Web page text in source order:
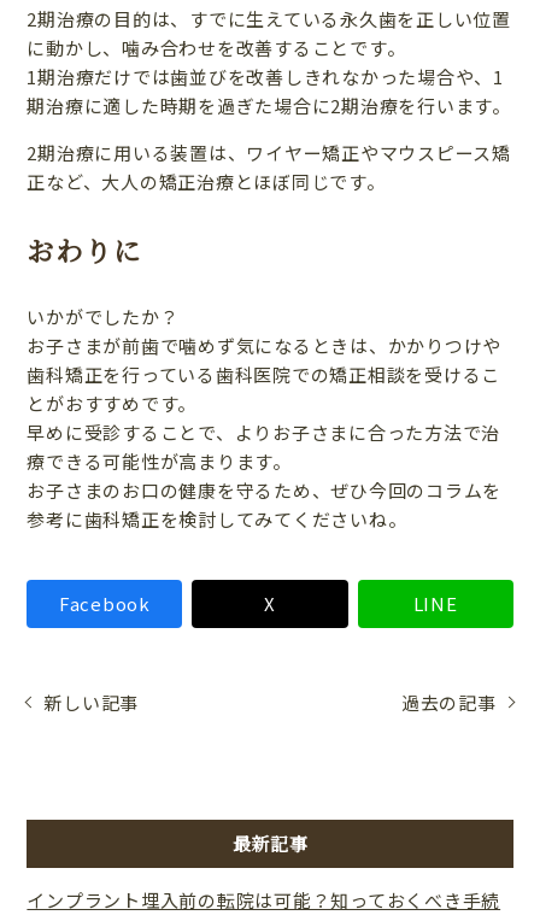
2期治療の目的は、すでに生えている永久歯を正しい位置
に動かし、噛み合わせを改善することです。
1期治療だけでは歯並びを改善しきれなかった場合や、1
期治療に適した時期を過ぎた場合に2期治療を行います。
2期治療に用いる装置は、ワイヤー矯正やマウスピース矯
正など、大人の矯正治療とほぼ同じです。
おわりに
いかがでしたか？
お子さまが前歯で噛めず気になるときは、かかりつけや
歯科矯正を行っている歯科医院での矯正相談を受けるこ
とがおすすめです。
早めに受診することで、よりお子さまに合った方法で治
療できる可能性が高まります。
お子さまのお口の健康を守るため、ぜひ今回のコラムを
参考に歯科矯正を検討してみてくださいね。
Facebook X LINE
新しい記事 過去の記事
最新記事
インプラント埋入前の転院は可能？知っておくべき手続